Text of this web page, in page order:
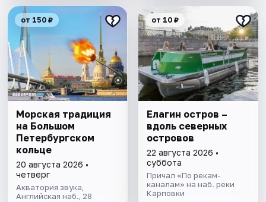
от 150 ₽
Морская традиция
на Большом
Петербургском
кoльце
20 августа 2026 •
четверг
Акватория звука,
Английская наб., 28
от 10 ₽
Елагин остров –
вдоль северных
островов
22 августа 2026 •
суббота
Причал «По рекам-
каналам» на наб. реки
Карповки